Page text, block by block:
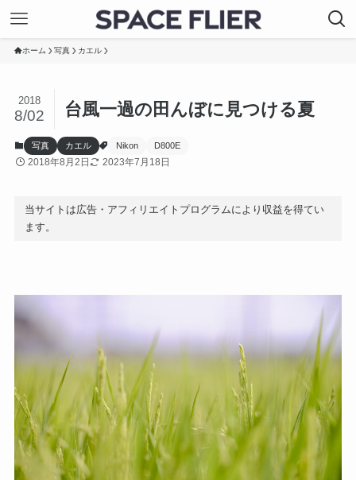
ホーム 写真 カエル
台風一過の田んぼに見つける夏
2018
8/02
写真 カエル Nikon D800E
2018年8月2日 2023年7月18日
当サイトは広告・アフィリエイトプログラムにより収益を得てい
ます。